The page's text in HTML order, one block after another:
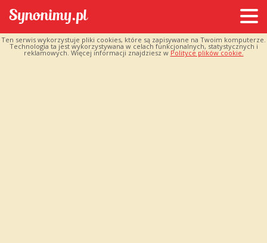
Ten serwis wykorzystuje pliki cookies, które są zapisywane na Twoim komputerze.
Technologia ta jest wykorzystywana w celach funkcjonalnych, statystycznych i
reklamowych. Więcej informacji znajdziesz w Polityce plików cookie.